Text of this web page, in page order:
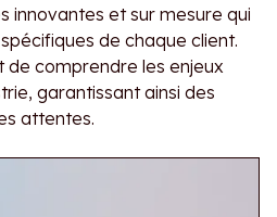
innovantes et sur mesure qui
de chaque client.
de comprendre les enjeux
garantissant ainsi des
attentes.